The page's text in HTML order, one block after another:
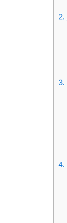
2.
3.
4.